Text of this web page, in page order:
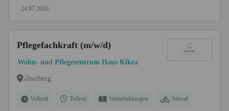
24.07.2026
Pflegefachkraft (m/w/d)
Wohn- und Pflegezentrum Haus Kikra
Gilserberg
Vollzeit Teilzeit Weiterbildungen Jobrad